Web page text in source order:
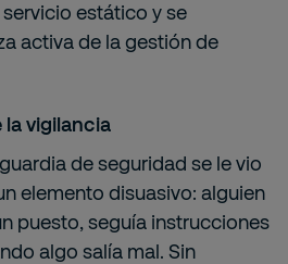
estático y se
activa de la gestión de
la vigilancia
de seguridad se le vio
elemento disuasivo: alguien
puesto, seguía instrucciones
algo salía mal. Sin